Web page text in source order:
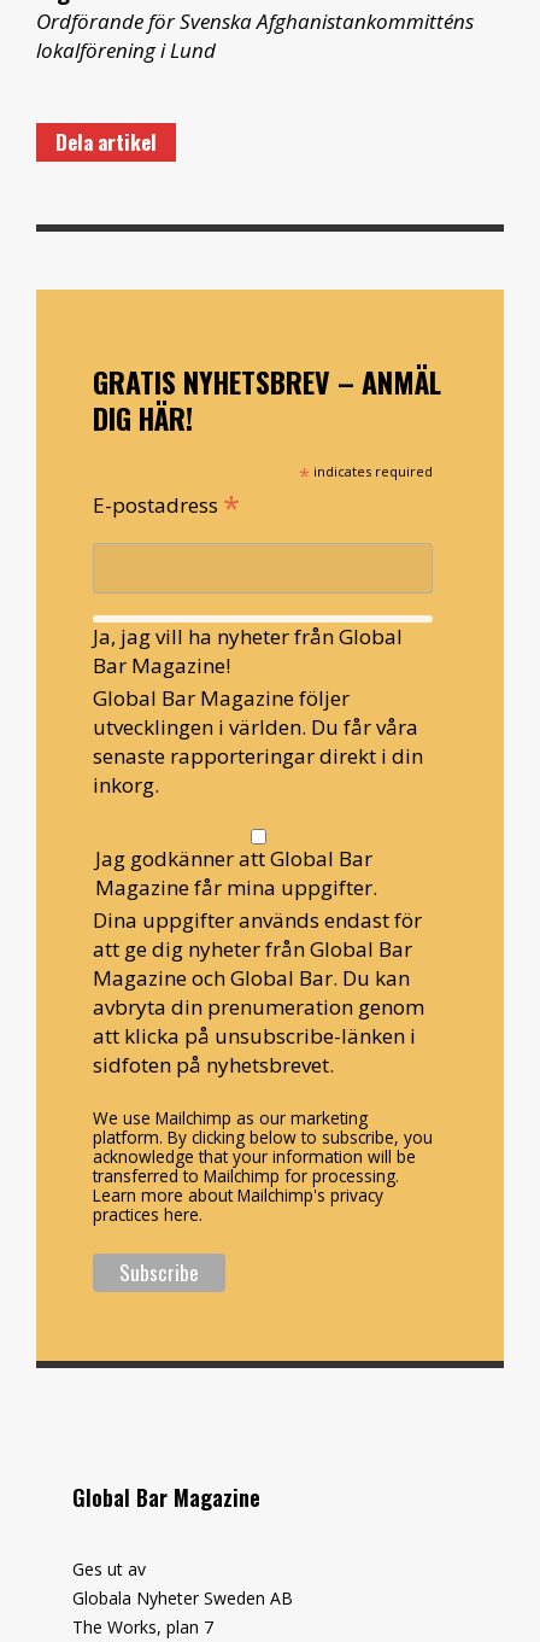
Ordförande för Svenska Afghanistankommitténs
lokalförening i Lund
Dela artikel
GRATIS NYHETSBREV – ANMÄL
DIG HÄR!
* indicates required
E-postadress *
Ja, jag vill ha nyheter från Global
Bar Magazine!
Global Bar Magazine följer
utvecklingen i världen. Du får våra
senaste rapporteringar direkt i din
inkorg.
Jag godkänner att Global Bar
Magazine får mina uppgifter.
Dina uppgifter används endast för
att ge dig nyheter från Global Bar
Magazine och Global Bar. Du kan
avbryta din prenumeration genom
att klicka på unsubscribe-länken i
sidfoten på nyhetsbrevet.
We use Mailchimp as our marketing
platform. By clicking below to subscribe, you
acknowledge that your information will be
transferred to Mailchimp for processing.
Learn more about Mailchimp's privacy
practices here.
Global Bar Magazine
Ges ut av
Globala Nyheter Sweden AB
The Works, plan 7